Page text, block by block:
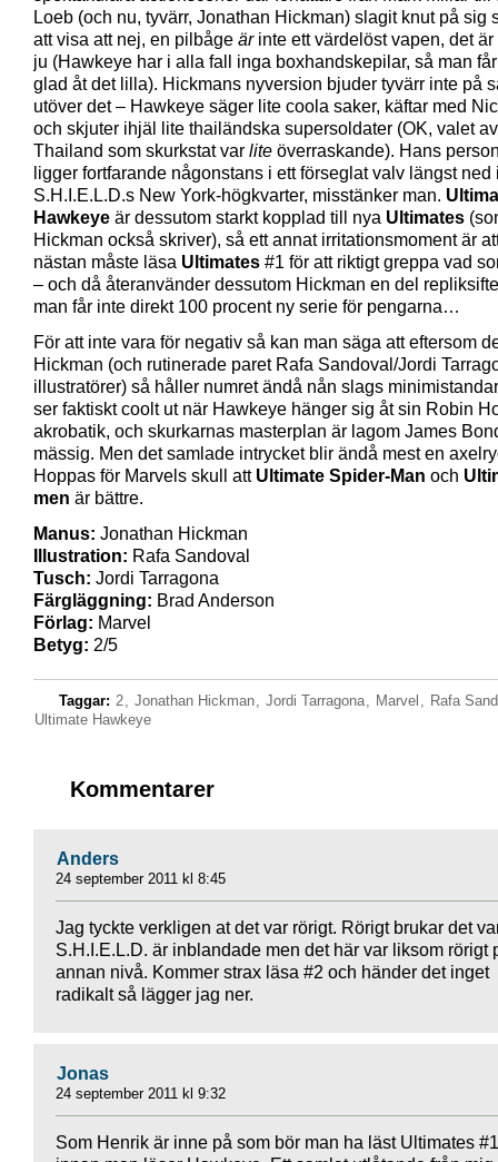
Loeb (och nu, tyvärr, Jonathan Hickman) slagit knut på sig
att visa att nej, en pilbåge ärinte ett värdelöst vapen, det är
ju (Hawkeye har i alla fall inga boxhandskepilar, så man
glad åt det lilla). Hickmans nyversion bjuder tyvärr inte på
utöver det – Hawkeye säger lite coola saker, käftar med
och skjuter ihjäl lite thailändska supersoldater (OK, valet av
Thailand som skurkstat var lite överraskande). Hans
ligger fortfarande någonstans i ett förseglat valv längst ned
S.H.I.E.L.D.s New York-högkvarter, misstänker man.
Hawkeye är dessutom starkt kopplad till nya Ultimates
Hickman också skriver), så ett annat irritationsmoment är
nästan måste läsa Ultimates #1 för att riktigt greppa vad
– och då återanvänder dessutom Hickman en del
man får inte direkt 100 procent ny serie för pengarna…
För att inte vara för negativ så kan man säga att eftersom
Hickman (och rutinerade paret Rafa Sandoval/Jordi
illustratörer) så håller numret ändå nån slags
ser faktiskt coolt ut när Hawkeye hänger sig åt sin Robin
akrobatik, och skurkarnas masterplan är lagom James
mässig. Men det samlade intrycket blir ändå mest en
Hoppas för Marvels skull att Ultimate Spider-Man och
men är bättre.
Manus: Jonathan Hickman
Illustration: Rafa Sandoval
Tusch: Jordi Tarragona
Färgläggning: Brad Anderson
Förlag: Marvel
Betyg: 2/5
Taggar: 2, Jonathan Hickman, Jordi Tarragona, Marvel , Rafa
Ultimate Hawkeye
Kommentarer
Anders
24 september 2011 kl 8:45
Jag tyckte verkligen at det var rörigt. Rörigt brukar det
S.H.I.E.L.D. är inblandade men det här var liksom rörigt
annan nivå. Kommer strax läsa #2 och händer det inget
radikalt så lägger jag ner.
Jonas
24 september 2011 kl 9:32
Som Henrik är inne på som bör man ha läst Ultimates #1